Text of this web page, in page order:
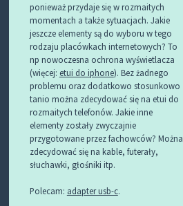
ponieważ przydaje się w rozmaitych
momentach a także sytuacjach. Jakie
jeszcze elementy są do wyboru w tego
rodzaju placówkach internetowych? To
np nowoczesna ochrona wyświetlacza
(więcej: etui do iphone). Bez żadnego
problemu oraz dodatkowo stosunkowo
tanio można zdecydować się na etui do
rozmaitych telefonów. Jakie inne
elementy zostały zwyczajnie
przygotowane przez fachowców? Można
zdecydować się na kable, futerały,
słuchawki, głośniki itp.
Polecam: adapter usb-c.